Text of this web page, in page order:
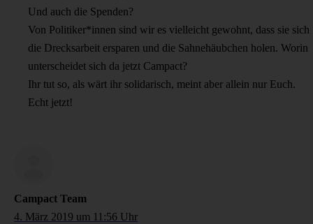
Und auch die Spenden?
Von Politiker*innen sind wir es vielleicht gewohnt, dass sie sich
die Drecksarbeit ersparen und die Sahnehäubchen holen. Worin
unterscheidet sich da jetzt Campact?
Ihr tut so, als wärt ihr solidarisch, meint aber allein nur Euch.
Echt jetzt!
Campact Team
4. März 2019 um 11:56 Uhr